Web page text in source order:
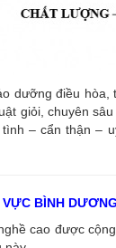
dưỡng điều
giỏi, chuyên
– cẩn thận –
BÌNH DƯƠNG
cao được